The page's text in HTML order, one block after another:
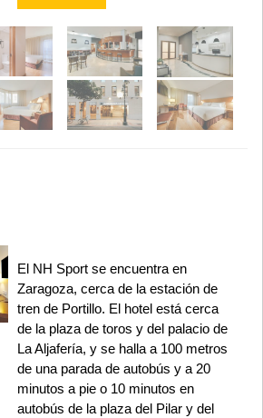
El NH Sport se encuentra en
Zaragoza, cerca de la estación de
tren de Portillo. El hotel está cerca
de la plaza de toros y del palacio de
La Aljafería, y se halla a 100 metros
de una parada de autobús y a 20
minutos a pie o 10 minutos en
autobús de la plaza del Pilar y del